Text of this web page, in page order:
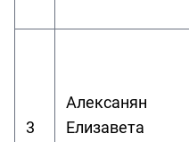
3
Алексанян
Елизавета